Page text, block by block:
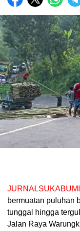
bermuatan puluhan
tunggal hingga
Jalan Raya